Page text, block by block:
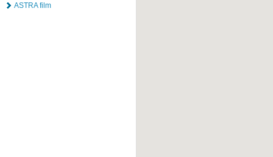
ASTRA film